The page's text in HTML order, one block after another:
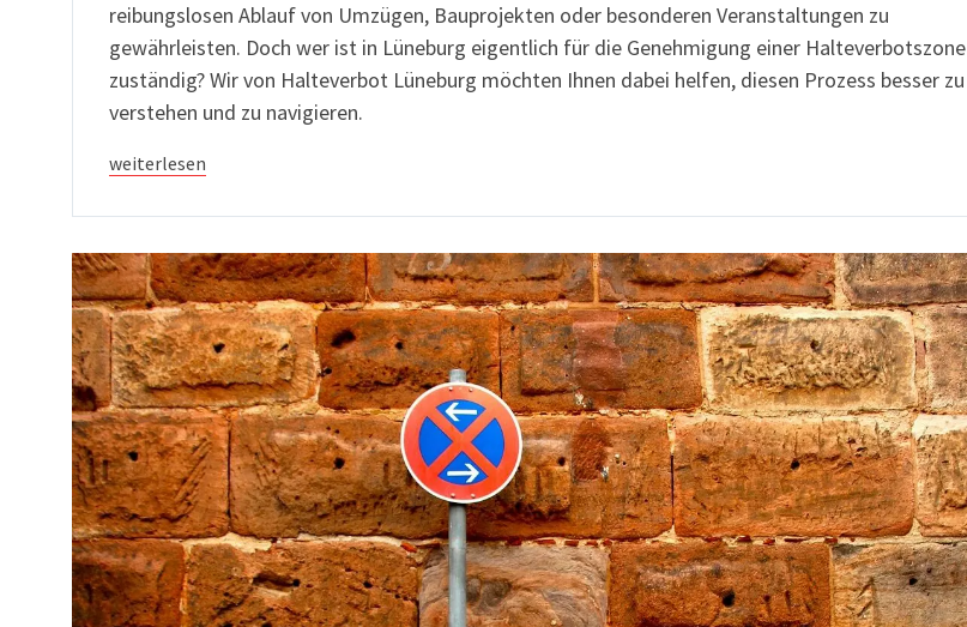
reibungslosen Ablauf von Umzügen, Bauprojekten oder besonderen Veranstaltungen zu
gewährleisten. Doch wer ist in Lüneburg eigentlich für die Genehmigung einer Halteverbotszone
zuständig? Wir von Halteverbot Lüneburg möchten Ihnen dabei helfen, diesen Prozess besser zu
verstehen und zu navigieren.
weiterlesen